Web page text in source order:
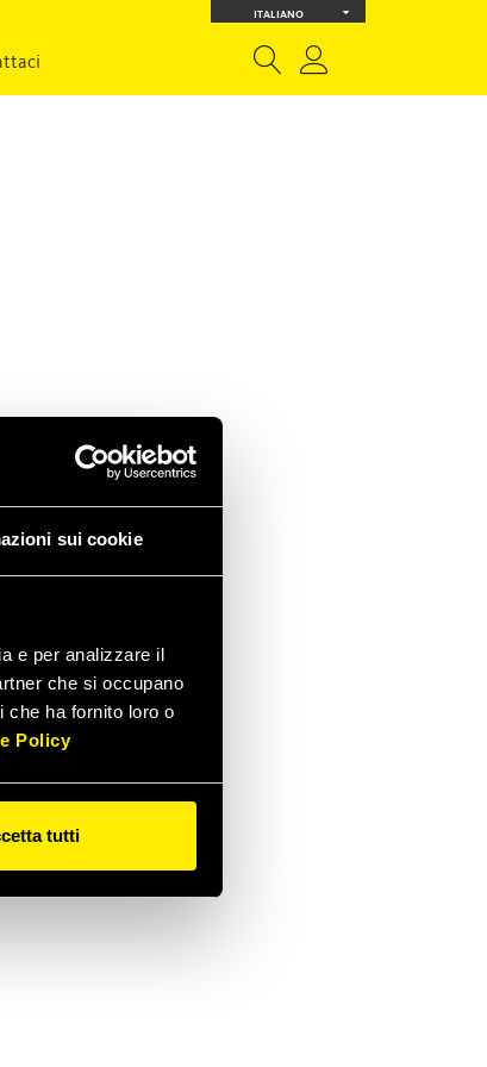
sui cookie
e per analizzare il
che si occupano
che ha fornito loro o
Policy
tutti
ITALIANO